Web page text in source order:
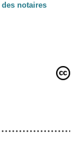
notaires